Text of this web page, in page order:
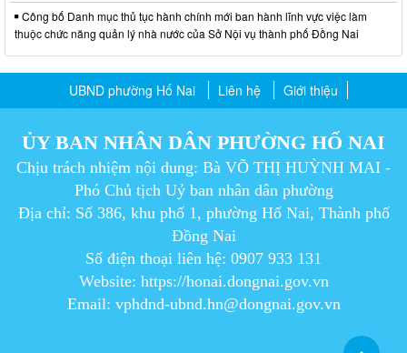
Công bố Danh mục thủ tục hành chính mới ban hành lĩnh vực việc làm
thuộc chức năng quản lý nhà nước của Sở Nội vụ thành phố Đồng Nai
UBND phường Hố Nai Liên hệ Giới thiệu
ỦY BAN NHÂN DÂN PHƯỜNG HỐ NAI
Chịu trách nhiệm nội dung: Bà VÕ THỊ HUỲNH MAI -
Phó Chủ tịch Uỷ ban nhân dân phường
Địa chỉ: Số 386, khu phố 1, phường Hố Nai, Thành phố
Đồng Nai
Số điện thoại liên hệ: 0907 933 131
Website: https://honai.dongnai.gov.vn
Email: vphdnd-ubnd.hn@dongnai.gov.vn​